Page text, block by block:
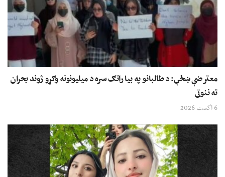
معترضې ښځې: د طالبانو په بیا راتګ سره د میلیونونه وګړو ژوند بحران
ته ننوتی
6 اگست 2026